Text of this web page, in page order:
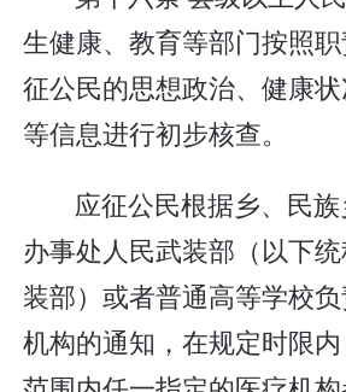
生健康、教育等部门按照
征公民的思想政治、健康
等信息进行初步核查。
应征公民根据乡、民
办事处人民武装部（以下
装部）或者普通高等学校
机构的通知，在规定时限